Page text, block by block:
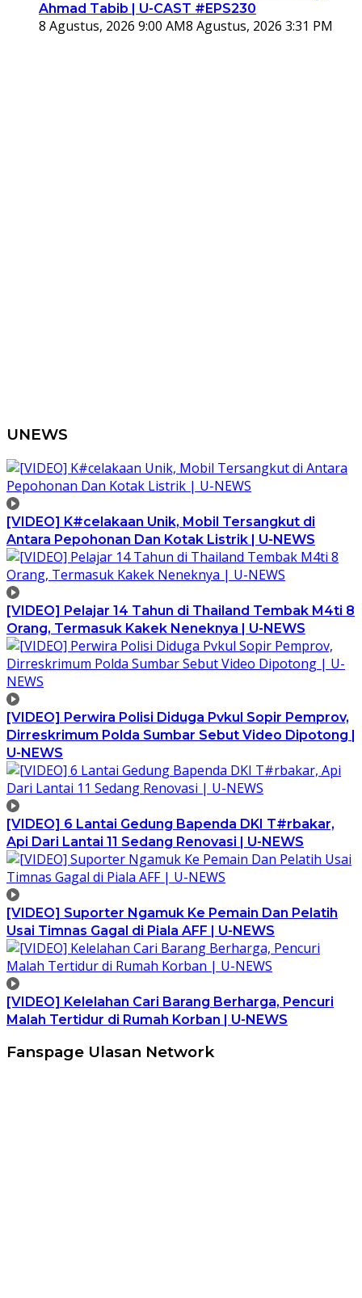
Ahmad Tabib | U-CAST #EPS230
8 Agustus, 2026 9:00 AM8 Agustus, 2026 3:31 PM
UNEWS
[VIDEO] K#celakaan Unik, Mobil Tersangkut di
Antara Pepohonan Dan Kotak Listrik | U-NEWS
[VIDEO] Pelajar 14 Tahun di Thailand Tembak M4ti 8
Orang, Termasuk Kakek Neneknya | U-NEWS
[VIDEO] Perwira Polisi Diduga Pvkul Sopir Pemprov,
Dirreskrimum Polda Sumbar Sebut Video Dipotong |
U-NEWS
[VIDEO] 6 Lantai Gedung Bapenda DKI T#rbakar,
Api Dari Lantai 11 Sedang Renovasi | U-NEWS
[VIDEO] Suporter Ngamuk Ke Pemain Dan Pelatih
Usai Timnas Gagal di Piala AFF | U-NEWS
[VIDEO] Kelelahan Cari Barang Berharga, Pencuri
Malah Tertidur di Rumah Korban | U-NEWS
Fanspage Ulasan Network